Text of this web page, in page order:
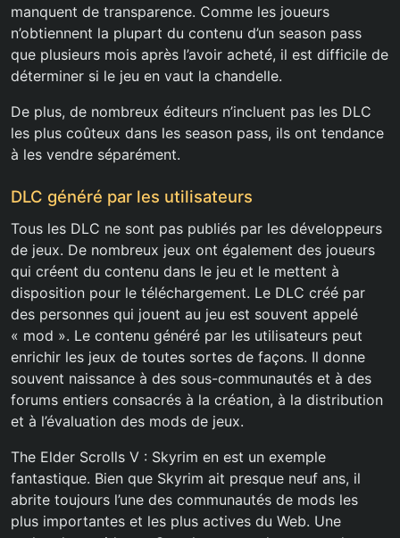
manquent de transparence. Comme les joueurs
n’obtiennent la plupart du contenu d’un season pass
que plusieurs mois après l’avoir acheté, il est difficile de
déterminer si le jeu en vaut la chandelle.
De plus, de nombreux éditeurs n’incluent pas les DLC
les plus coûteux dans les season pass, ils ont tendance
à les vendre séparément.
DLC généré par les utilisateurs
Tous les DLC ne sont pas publiés par les développeurs
de jeux. De nombreux jeux ont également des joueurs
qui créent du contenu dans le jeu et le mettent à
disposition pour le téléchargement. Le DLC créé par
des personnes qui jouent au jeu est souvent appelé
« mod ». Le contenu généré par les utilisateurs peut
enrichir les jeux de toutes sortes de façons. Il donne
souvent naissance à des sous-communautés et à des
forums entiers consacrés à la création, à la distribution
et à l’évaluation des mods de jeux.
The Elder Scrolls V : Skyrim en est un exemple
fantastique. Bien que Skyrim ait presque neuf ans, il
abrite toujours l’une des communautés de mods les
plus importantes et les plus actives du Web. Une